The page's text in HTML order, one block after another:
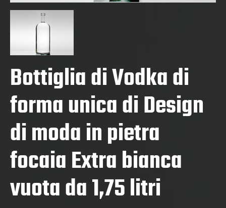
Bottiglia di Vodka di
forma unica di Design
di moda in pietra
focaia Extra bianca
vuota da 1,75 litri